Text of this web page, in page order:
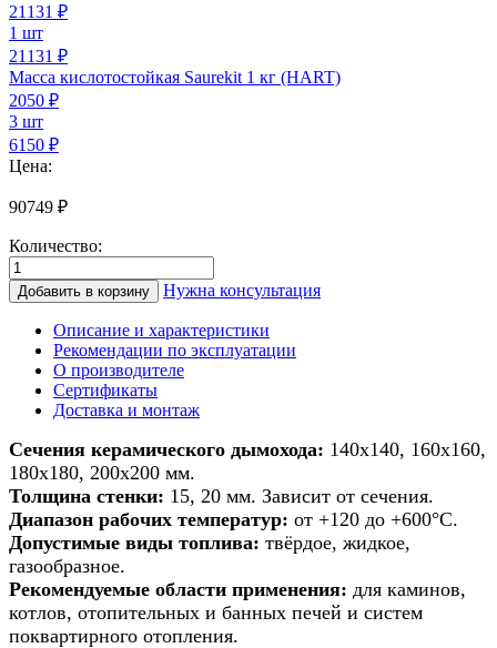
21131 ₽
1 шт
21131 ₽
Масса кислотостойкая Saurekit 1 кг (HART)
2050 ₽
3 шт
6150 ₽
Цена:
90749 ₽
Количество:
Количество
товара
Дымоход
керамики
печи/
камина/
200х200мм
h
4м
Добавить в корзину Нужна консультация
Описание и характеристики
Рекомендации по эксплуатации
О производителе
Сертификаты
Доставка и монтаж
Сечения керамического дымохода: 140х140, 160х160,
180х180, 200х200 мм.
Толщина стенки: 15, 20 мм. Зависит от сечения.
Диапазон рабочих температур: от +120 до +600°С.
Допустимые виды топлива: твёрдое, жидкое,
газообразное.
Рекомендуемые области применения: для каминов,
котлов, отопительных и банных печей и систем
поквартирного отопления.